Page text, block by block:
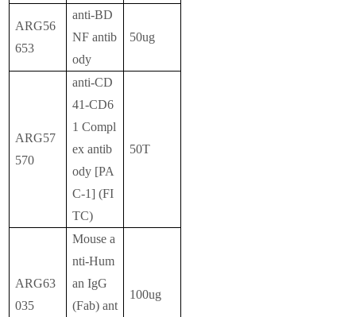
ARG56
653
anti-BD
NF antib
ody
50ug
ARG57
570
anti-CD
41-CD6
1 Compl
ex antib
ody [PA
C-1] (FI
TC)
50T
ARG63
035
Mouse a
nti-Hum
an IgG
(Fab) ant
100ug